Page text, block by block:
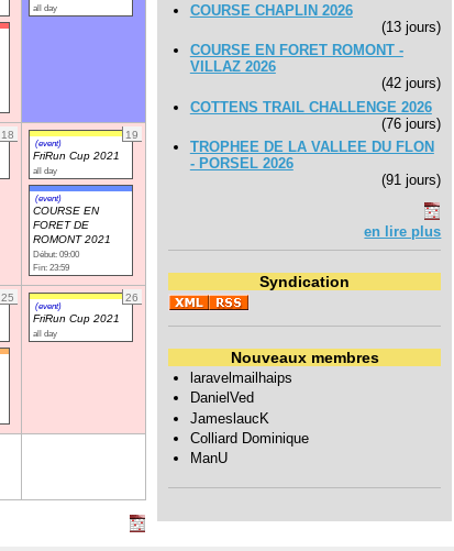
all day
18 19
(event)
FriRun Cup 2021
all day
(event)
COURSE EN
FORET DE
ROMONT 2021
Début: 09:00
Fin: 23:59
25 26
(event)
FriRun Cup 2021
all day
COURSE CHAPLIN 2026
(13 jours)
COURSE EN FORET ROMONT -
VILLAZ 2026
(42 jours)
COTTENS TRAIL CHALLENGE 2026
(76 jours)
TROPHEE DE LA VALLEE DU FLON
- PORSEL 2026
(91 jours)
en lire plus
Syndication
Nouveaux membres
laravelmailhaips
DanielVed
JameslaucK
Colliard Dominique
ManU